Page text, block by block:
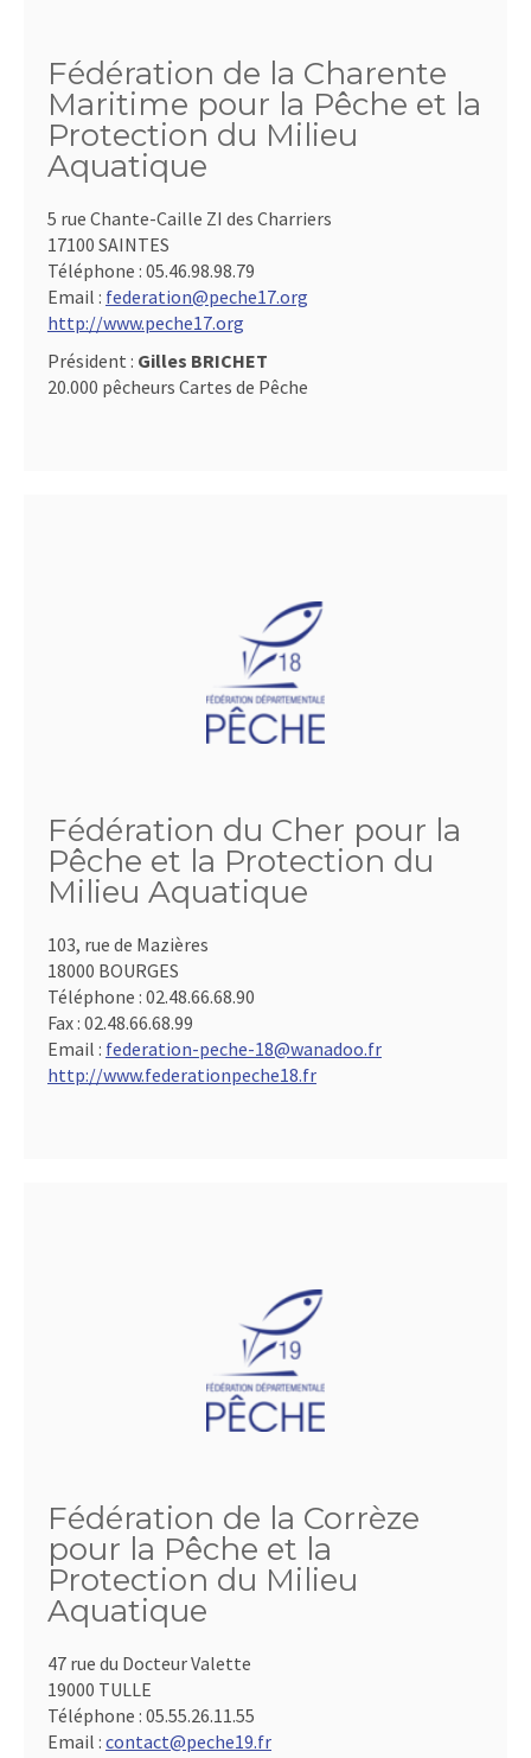
Fédération de la Charente
Maritime pour la Pêche et la
Protection du Milieu
Aquatique
5 rue Chante-Caille ZI des Charriers
17100 SAINTES
Téléphone : 05.46.98.98.79
Email : federation@peche17.org
http://www.peche17.org
Président : Gilles BRICHET
20.000 pêcheurs Cartes de Pêche
Fédération du Cher pour la
Pêche et la Protection du
Milieu Aquatique
103, rue de Mazières
18000 BOURGES
Téléphone : 02.48.66.68.90
Fax : 02.48.66.68.99
Email : federation-peche-18@wanadoo.fr
http://www.federationpeche18.fr
Fédération de la Corrèze
pour la Pêche et la
Protection du Milieu
Aquatique
47 rue du Docteur Valette
19000 TULLE
Téléphone : 05.55.26.11.55
Email : contact@peche19.fr